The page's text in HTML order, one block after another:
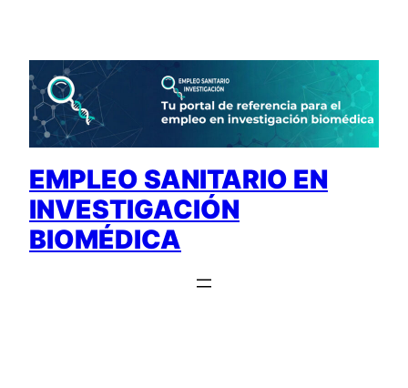
contenido
EMPLEO SANITARIO EN
INVESTIGACIÓN
BIOMÉDICA